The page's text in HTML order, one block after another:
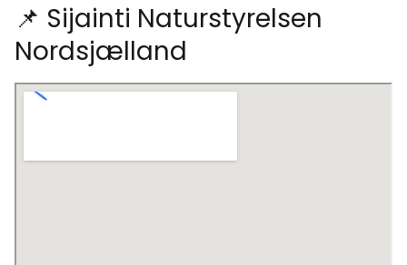
📌 Sijainti Naturstyrelsen
Nordsjælland